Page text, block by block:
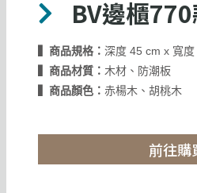
BV邊櫃
▍商品規格： 深度 45 cm x 寬
▍商品材質： 木材、防潮板
▍商品顏色： 赤楊木、胡桃木
前往購